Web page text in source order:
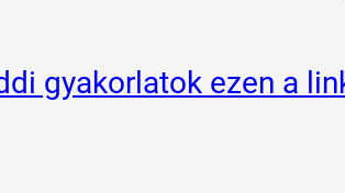
gyakorlatok ezen a